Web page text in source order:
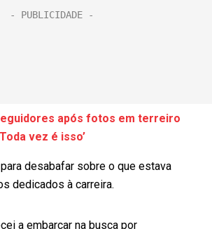
após fotos em terreiro
vez é isso’
desabafar sobre o que estava
dedicados à carreira.
a embarcar na busca por